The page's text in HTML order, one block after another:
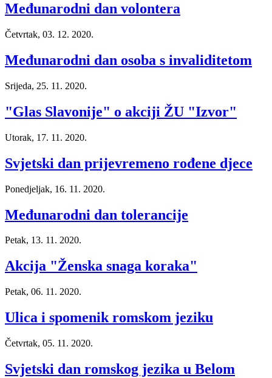
Međunarodni dan volontera
Četvrtak, 03. 12. 2020.
Međunarodni dan osoba s invaliditetom
Srijeda, 25. 11. 2020.
"Glas Slavonije" o akciji ŽU "Izvor"
Utorak, 17. 11. 2020.
Svjetski dan prijevremeno rođene djece
Ponedjeljak, 16. 11. 2020.
Međunarodni dan tolerancije
Petak, 13. 11. 2020.
Akcija "Ženska snaga koraka"
Petak, 06. 11. 2020.
Ulica i spomenik romskom jeziku
Četvrtak, 05. 11. 2020.
Svjetski dan romskog jezika u Belom